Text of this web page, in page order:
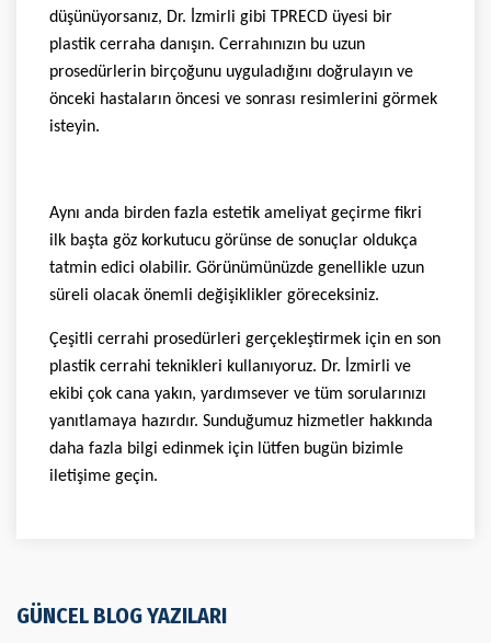
düşünüyorsanız, Dr. İzmirli gibi TPRECD üyesi bir
plastik cerraha danışın. Cerrahınızın bu uzun
prosedürlerin birçoğunu uyguladığını doğrulayın ve
önceki hastaların öncesi ve sonrası resimlerini görmek
isteyin.
Aynı anda birden fazla estetik ameliyat geçirme fikri
ilk başta göz korkutucu görünse de sonuçlar oldukça
tatmin edici olabilir. Görünümünüzde genellikle uzun
süreli olacak önemli değişiklikler göreceksiniz.
Çeşitli cerrahi prosedürleri gerçekleştirmek için en son
plastik cerrahi teknikleri kullanıyoruz. Dr. İzmirli ve
ekibi çok cana yakın, yardımsever ve tüm sorularınızı
yanıtlamaya hazırdır. Sunduğumuz hizmetler hakkında
daha fazla bilgi edinmek için lütfen bugün bizimle
iletişime geçin.
GÜNCEL BLOG YAZILARI